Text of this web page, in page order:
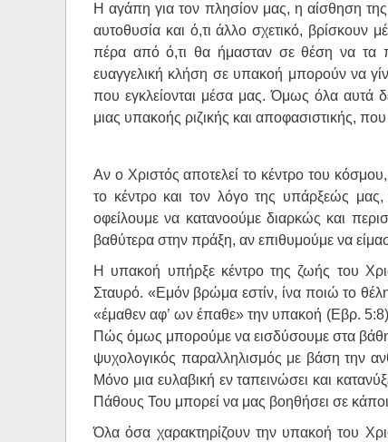
Η αγάπη για τον πλησίον μας, η αίσθηση
αυτοθυσία και ό,τι άλλο σχετικό,
πέρα από ό,τι θα ήμασταν σε θέση να τα
ευαγγελική κλήση σε υπακοή μπορούν να
που εγκλείονται μέσα μας. Όμως όλα αυτά
μιας υπακοής ριζικής και αποφασιστικής,
Αν ο Χριστός αποτελεί το κέντρο του
το κέντρο και τον λόγο της υπάρξεώς
οφείλουμε να κατανοούμε διαρκώς και
βαθύτερα στην πράξη, αν επιθυμούμε να
Η υπακοή υπήρξε κέντρο της ζωής του
Σταυρό. «Εμόν βρώμα εστίν, ίνα ποιώ το
«έμαθεν αφ’ ων έπαθε» την υπακοή (Εβρ.
Πώς όμως μπορούμε να εισδύσουμε στα βάθη
ψυχολογικός παραλληλισμός με βάση την
Μόνο μια ευλαβική εν ταπεινώσει και
Πάθους Του μπορεί να μας βοηθήσει σε
Όλα όσα χαρακτηρίζουν την υπακοή του